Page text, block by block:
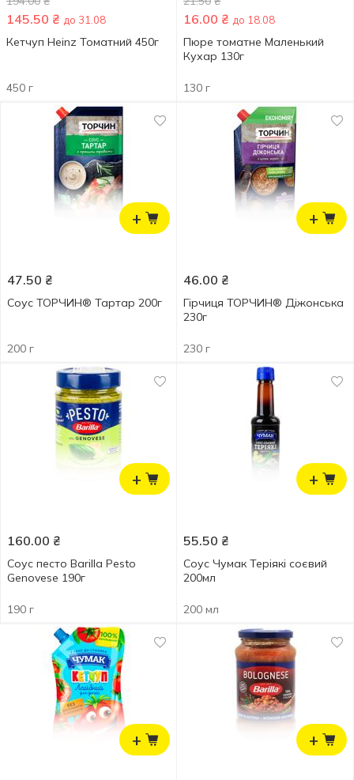
145.50 ₴ до 31.08
Кетчуп Heinz Томатний 450г
450 г
16.00 ₴ до 18.08
Пюре томатне Маленький
Кухар 130г
130 г
+
47.50 ₴
Соус ТОРЧИН® Тартар 200г
200 г
+
46.00 ₴
Гірчиця ТОРЧИН® Діжонська
230г
230 г
+
160.00 ₴
Соус песто Barilla Pesto
Genovese 190г
190 г
+
55.50 ₴
Соус Чумак Теріякі соєвий
200мл
200 мл
+ +